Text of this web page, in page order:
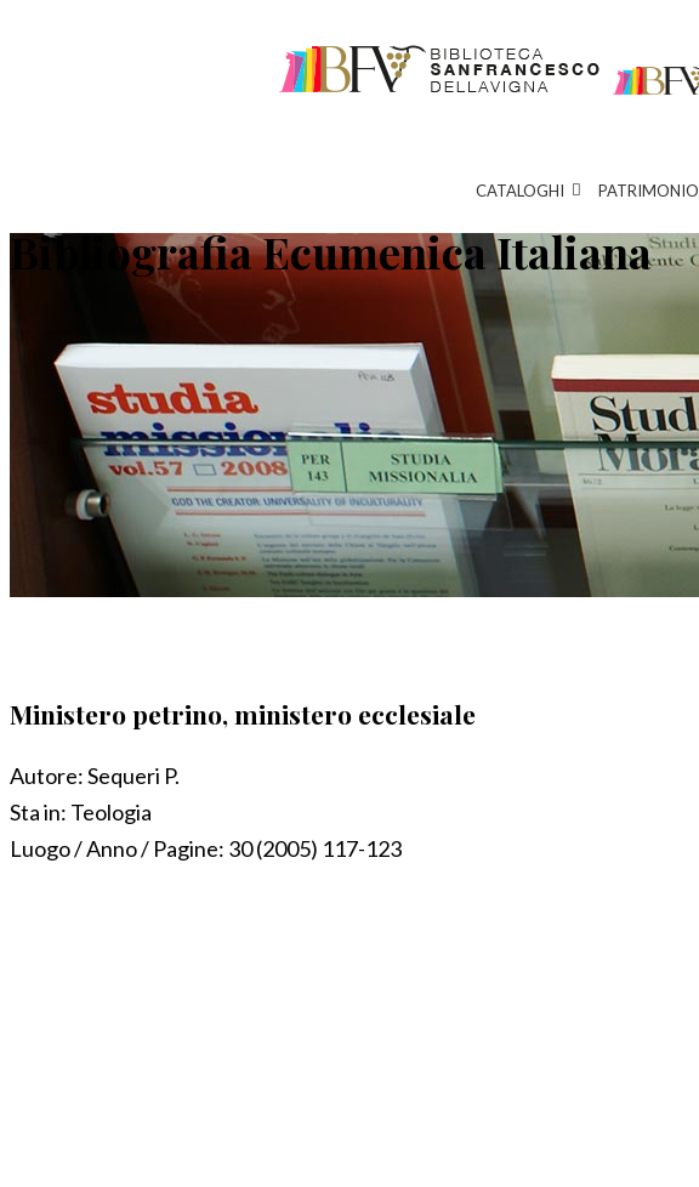
CATALOGHI PATRIMONIO
Bibliografia Ecumenica Italiana
Ministero petrino, ministero ecclesiale
Autore:Sequeri P.
Sta in: Teologia
Luogo / Anno / Pagine: 30 (2005) 117-123